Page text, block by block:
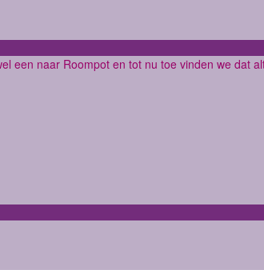
een naar Roompot en tot nu toe vinden we dat